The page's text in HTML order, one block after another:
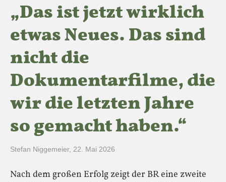
„Das ist jetzt wirklich
etwas Neues. Das sind
nicht die
Dokumentarfilme, die
wir die letzten Jahre
so gemacht haben.“
Stefan Niggemeier, 22. Mai 2026
Nach dem großen Erfolg zeigt der BR eine zweite